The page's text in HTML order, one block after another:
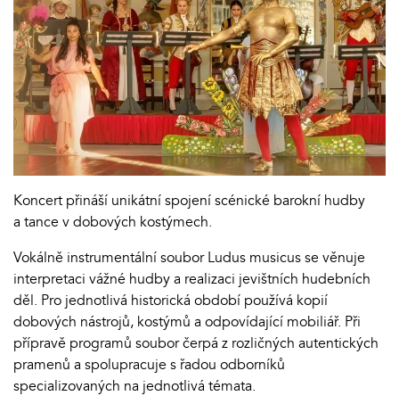
Koncert přináší unikátní spojení scénické barokní hudby
a tance v dobových kostýmech.
Vokálně instrumentální soubor Ludus musicus se věnuje
interpretaci vážné hudby a realizaci jevištních hudebních
děl. Pro jednotlivá historická období používá kopií
dobových nástrojů, kostýmů a odpovídající mobiliář. Při
přípravě programů soubor čerpá z rozličných autentických
pramenů a spolupracuje s řadou odborníků
specializovaných na jednotlivá témata.